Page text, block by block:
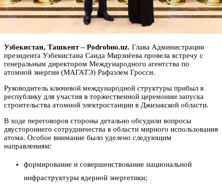
Узбекистан, Ташкент – Podrobno.uz. Глава Администрации
президента Узбекистана Саида Мирзиёева провела встречу с
генеральным директором Международного агентства по
атомной энергии (МАГАТЭ) Рафаэлем Гросси.
Руководитель ключевой международной структуры прибыл в
республику для участия в торжественной церемонии запуска
строительства атомной электростанции в Джизакской области.
В ходе переговоров стороны детально обсудили вопросы
двустороннего сотрудничества в области мирного использования
атома. Особое внимание было уделено следующим
направлениям:
формирование и совершенствование национальной
инфраструктуры ядерной энергетики;